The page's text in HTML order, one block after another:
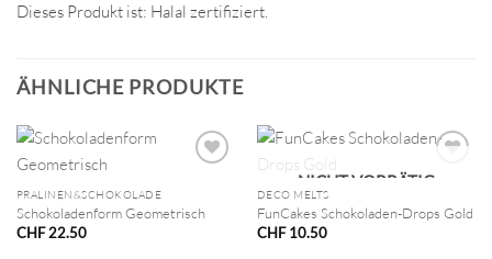
Dieses Produkt ist: Halal zertifiziert.
ÄHNLICHE PRODUKTE
PRALINEN&SCHOKOLADE
Schokoladenform Geometrisch
CHF22.50
NICHT VORRÄTIG
DECO MELTS
FunCakes Schokoladen-Drops Gold
CHF10.50